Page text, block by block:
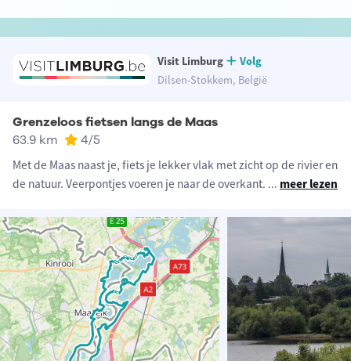
Visit Limburg
Volg
Dilsen-Stokkem, België
Grenzeloos fietsen langs de Maas
63.9 km 4/5
Met de Maas naast je, fiets je lekker vlak met zicht op de rivier en
de natuur. Veerpontjes voeren je naar de overkant. ... meer lezen